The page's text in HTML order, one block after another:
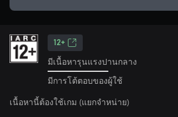
12+
มีเนื้อหารุนแรงปานกลาง
มีการโต้ตอบของผู้ใช้
เนื้อหานี้ต้องใช้เกม (แยกจำหน่าย)